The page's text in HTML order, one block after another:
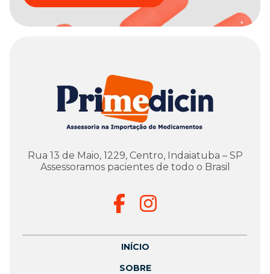
Rua 13 de Maio, 1229, Centro, Indaiatuba – SP
Assessoramos pacientes de todo o Brasil
INÍCIO
SOBRE